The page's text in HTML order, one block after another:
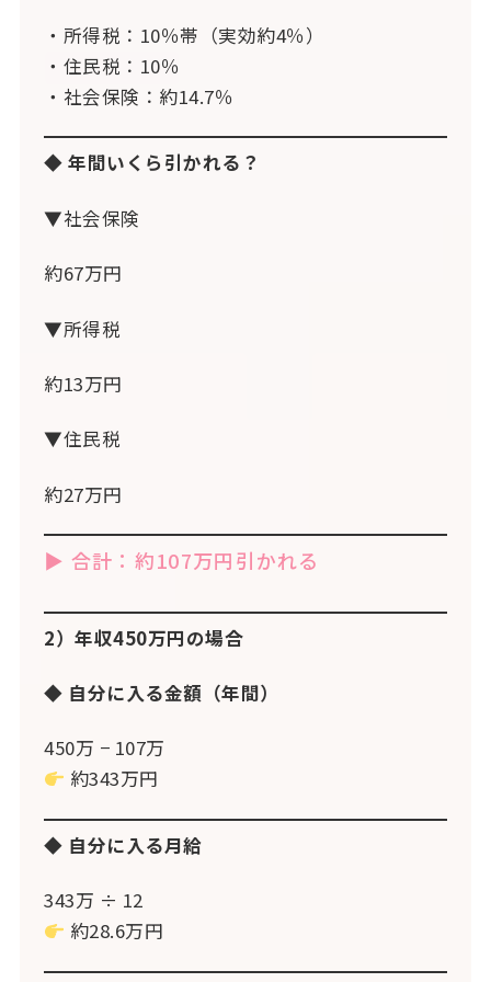
・所得税：10％帯（実効約4％）
・住民税：10％
・社会保険：約14.7％
◆ 年間いくら引かれる？
▼社会保険
約67万円
▼所得税
約13万円
▼住民税
約27万円
▶ 合計：約107万円引かれる
2）年収450万円の場合
◆ 自分に入る金額（年間）
450万 − 107万
約343万円
◆ 自分に入る月給
343万 ÷ 12
約28.6万円